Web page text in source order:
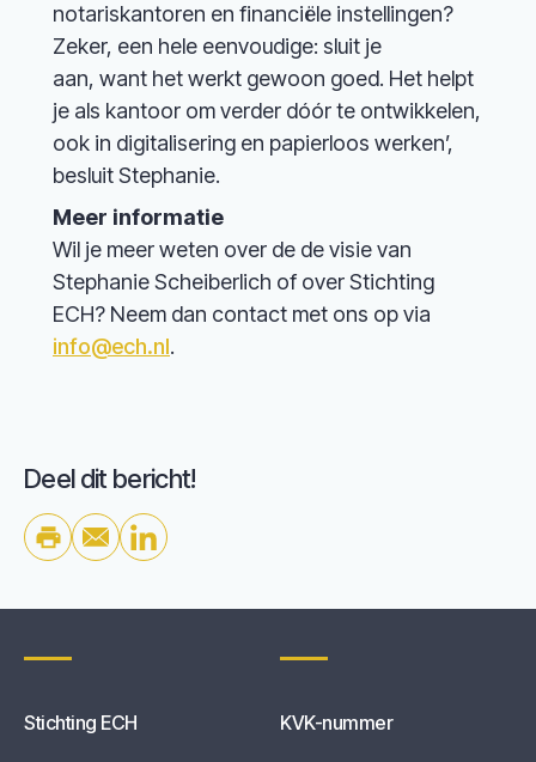
notariskantoren en financiële instellingen?
Zeker, een hele eenvoudige: sluit je
aan, want het werkt gewoon goed. Het helpt
je als kantoor om verder dóór te ontwikkelen,
ook in digitalisering en papierloos werken’,
besluit Stephanie.
Meer informatie
Wil je meer weten over de de visie van
Stephanie Scheiberlich of over Stichting
ECH? Neem dan contact met ons op via
info@ech.nl.
Deel dit bericht!
Stichting ECH KVK-nummer